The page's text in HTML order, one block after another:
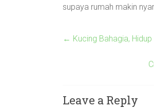
supaya rumah makin
← Kucing Bahagia,
Leave a Reply